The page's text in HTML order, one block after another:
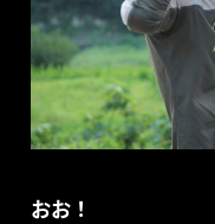
おお！